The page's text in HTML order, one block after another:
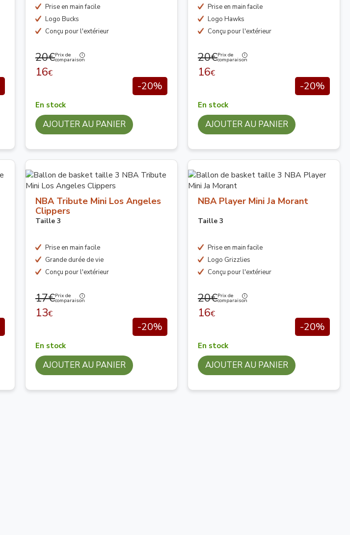
Prise en main facile
Logo Bucks
Conçu pour l'extérieur
20€Prix de
comparaison
16€
-20%
En stock
AJOUTER AU PANIER
Prise en main facile
Logo Hawks
Conçu pour l'extérieur
20€Prix de
comparaison
16€
-20%
En stock
AJOUTER AU PANIER
NBA Tribute Mini Los Angeles
Clippers
Taille 3
Prise en main facile
Grande durée de vie
Conçu pour l'extérieur
17€Prix de
comparaison
13€
-20%
En stock
AJOUTER AU PANIER
NBA Player Mini Ja Morant
Taille 3
Prise en main facile
Logo Grizzlies
Conçu pour l'extérieur
20€Prix de
comparaison
16€
-20%
En stock
AJOUTER AU PANIER